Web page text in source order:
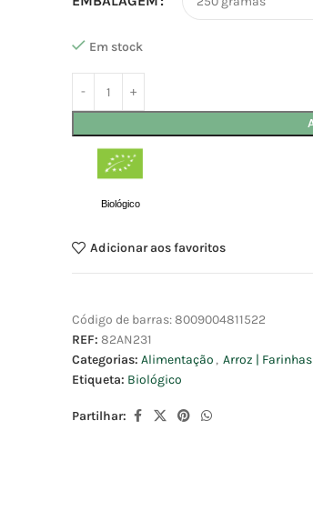
Em stock
Biológico
Adicionar aos favoritos
Código de barras:8009004811522
REF: 82AN231
Categorias: Alimentação , Arroz |
Etiqueta: Biológico
Partilhar: